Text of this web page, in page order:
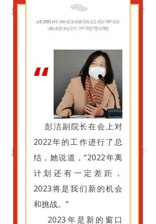
工作
“
彭洁副院长在会上对
2022年的工作进行了总
结，她说道，“2022年离
计划还有一定差距，
2023将是我们新的机会
和挑战。”
2023年是新的窗口